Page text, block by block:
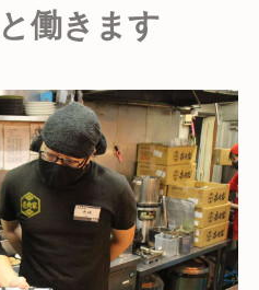
働きます